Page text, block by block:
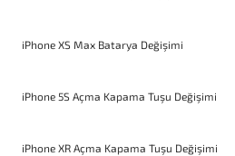
iPhone XS Max Batarya Değişimi
iPhone 5S Açma Kapama Tuşu Değişimi
iPhone XR Açma Kapama Tuşu Değişimi